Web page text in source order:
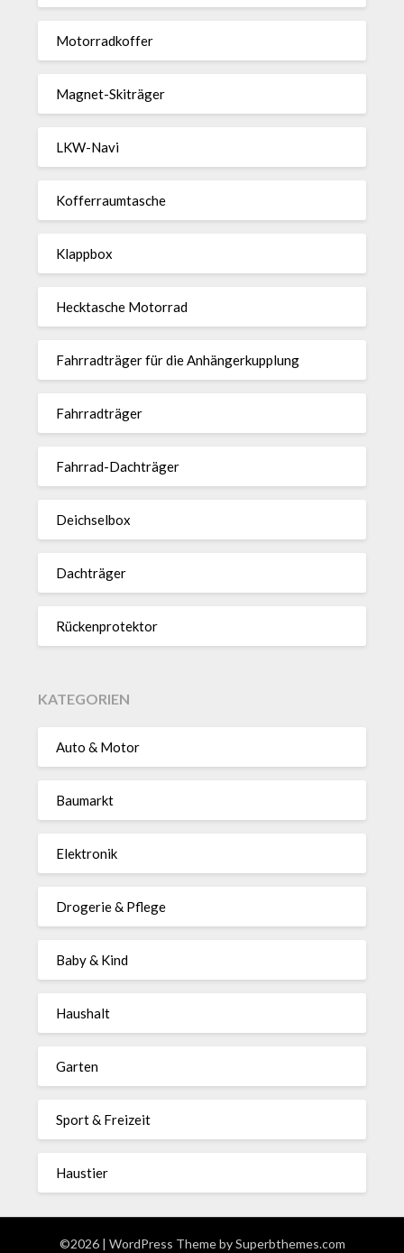
Motor­rad­koffer
Magnet-Ski­träger
LKW-Navi
Kof­fer­raum­ta­sche
Klappbox
Heck­ta­sche Motorrad
Fahr­rad­träger für die Anhän­ger­kup­p­lung
Fahr­rad­träger
Fahrrad-Dach­träger
Deich­selbox
Dach­träger
Rücken­pro­tektor
KATEGORIEN
Auto & Motor
Baumarkt
Elektronik
Drogerie & Pflege
Baby & Kind
Haushalt
Garten
Sport & Freizeit
Haustier
©2026 | WordPress Theme bySuperbthemes.com